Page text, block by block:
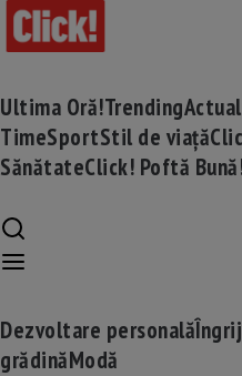
Ultima Oră!Trending
TimeSportStil de viață
SănătateClick! Poftă
Dezvoltare personală
grădinăModă